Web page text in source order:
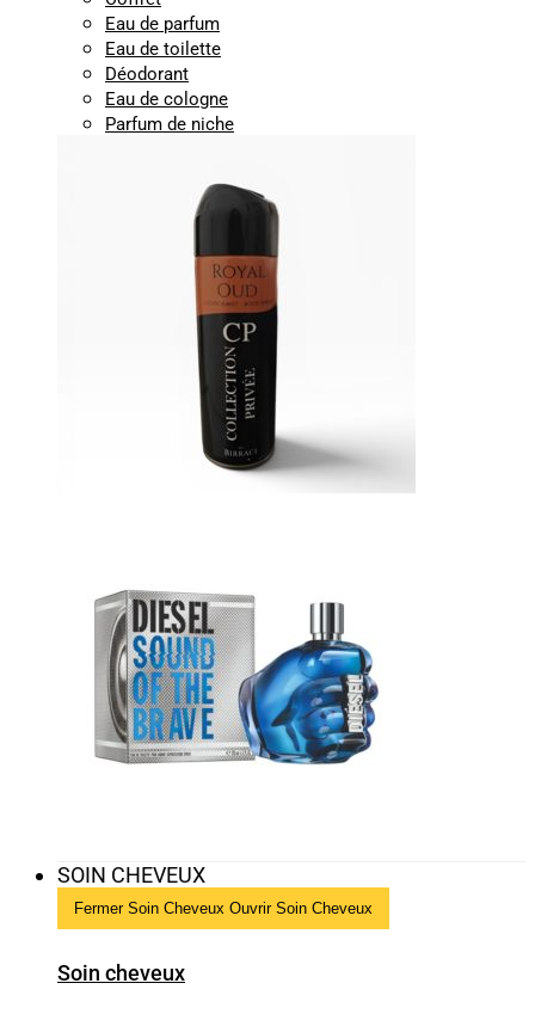
Eau de parfum
Eau de toilette
Déodorant
Eau de cologne
Parfum de niche
SOIN CHEVEUX
Fermer Soin Cheveux Ouvrir Soin Cheveux
Soin cheveux